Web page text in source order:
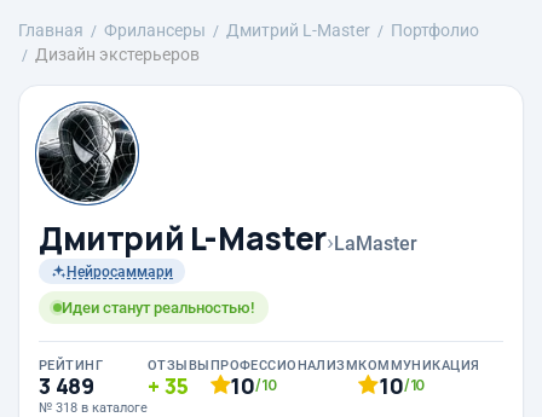
Главная Фрилансеры Дмитрий L-Master
Портфолио
Дизайн экстерьеров
Дмитрий L-Master›LaMaster
Нейросаммари
Идеи станут реальностью!
РЕЙТИНГ
3 489
№ 318 в каталоге
ОТЗЫВЫ
35
ПРОФЕССИОНАЛИЗМ
10/10
КОММУНИКАЦИЯ
10/10